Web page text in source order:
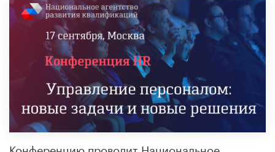
Конференцию проводит Национальное